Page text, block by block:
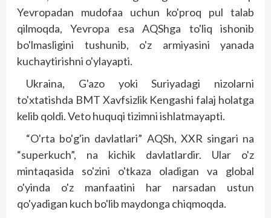
Yevropadan mudofaa uchun ko'proq pul talab
qilmoqda, Yevropa esa AQShga to'liq ishonib
bo'lmasligini tushunib, o'z armiyasini yanada
kuchaytirishni o'ylayapti.
Ukraina, G'azo yoki Suriyadagi nizolarni
to'xtatishda BMT Xavfsizlik Kengashi falaj holatga
kelib qoldi. Veto huquqi tizimni ishlatmayapti.
“O'rta bo'g'in davlatlari” AQSh, XXR singari na
“superkuch”, na kichik davlatlardir. Ular o'z
mintaqasida so'zini o'tkaza oladigan va global
o'yinda o'z manfaatini har narsadan ustun
qo'yadigan kuch bo'lib maydonga chiqmoqda.